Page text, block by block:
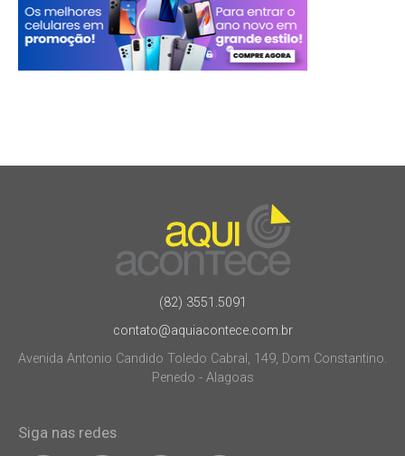
(82) 3551.5091
contato@aquiacontece.com.br
Avenida Antonio Candido Toledo Cabral, 149, Dom Constantino.
Penedo - Alagoas
Siga nas redes